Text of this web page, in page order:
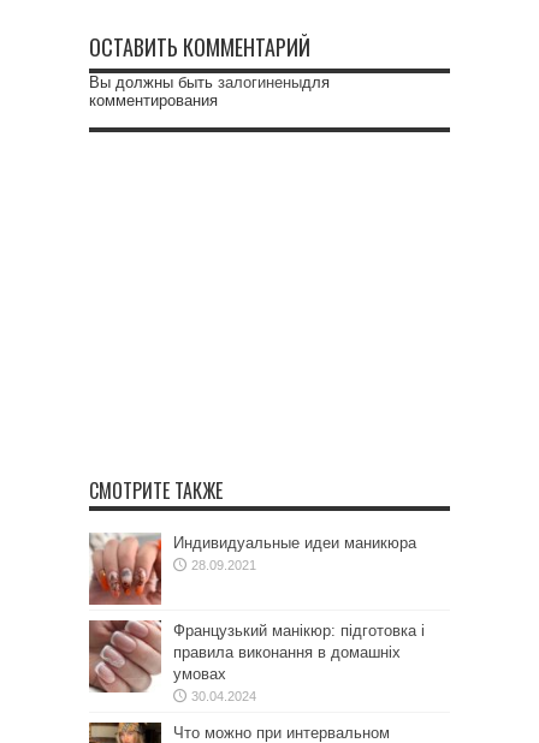
ОСТАВИТЬ КОММЕНТАРИЙ
Вы должны быть залогиненыдля
комментирования
СМОТРИТЕ ТАКЖЕ
Индивидуальные идеи маникюра
28.09.2021
Французький манікюр: підготовка і
правила виконання в домашніх
умовах
30.04.2024
Что можно при интервальном